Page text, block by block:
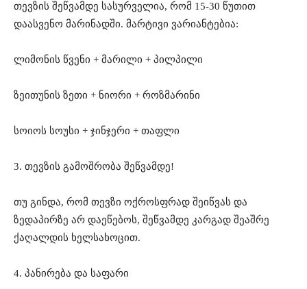
თევზის შეწვამდე სასურველია, რომ 15-30 წუთით
დაასვენო მარინადში. მარტივი ვარიანტებია:
ლიმონის წვენი + მარილი + პილპილი
ზეითუნის ზეთი + ნიორი + როზმარინი
სოიოს სოუსი + ჯინჯერი + თაფლი
3. თევზის გამოშრობა შეწვამდე!
თუ გინდა, რომ თევზი ოქროსფრად შეიწვას და
ზედაპირზე არ დაეწებოს, შეწვამდე კარგად შეაშრე
ქაღალდის ხელსახოცით.
4. პანირება და საფარი